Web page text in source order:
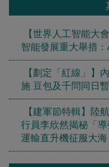
【世界人工智能大
智能發展重大舉措
【劃定「紅線」】
施 豆包及千問同日
【建軍節特輯】陸
行員李欣然揭秘「
運輸直升機征服大海